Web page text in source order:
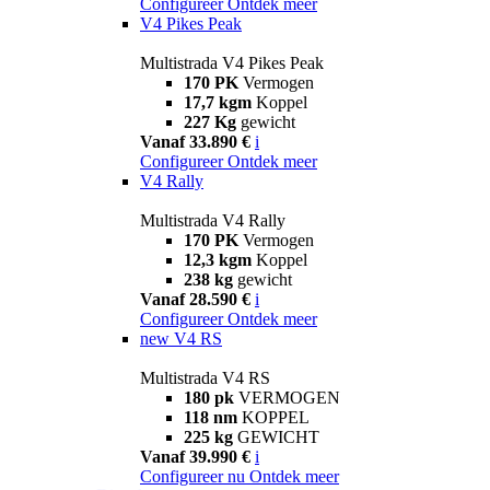
V4 Pikes Peak
Multistrada V4 Pikes Peak
170 PK Vermogen
17,7 kgm Koppel
227 Kg gewicht
Vanaf 33.890 € i
Configureer Ontdek meer
V4 Rally
Multistrada V4 Rally
170 PK Vermogen
12,3 kgm Koppel
238 kg gewicht
Vanaf 28.590 € i
Configureer Ontdek meer
new V4 RS
Multistrada V4 RS
180 pk VERMOGEN
118 nm KOPPEL
225 kg GEWICHT
Vanaf 39.990 € i
Configureer nu Ontdek meer